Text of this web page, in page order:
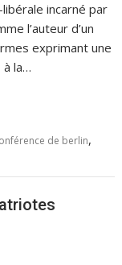
incarné par
l’auteur d’un
exprimant une
à la…
de berlin,